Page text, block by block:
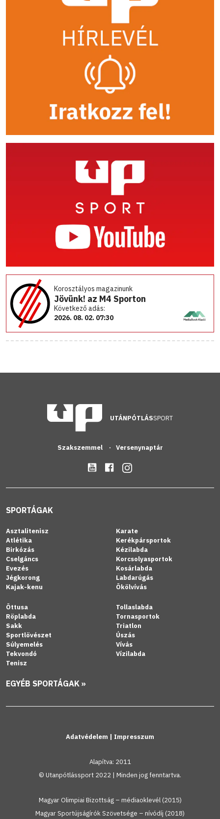
Korosztályos magazinunk
Jövünk! az M4 Sporton
Következő adás:
2026. 08. 02. 07:30
UTÁNPÓTLÁSSPORT
Szakszemmel Versenynaptár
SPORTÁGAK
Asztalitenisz
Atlétika
Birkózás
Cselgáncs
Evezés
Jégkorong
Kajak-kenu
Karate
Kerékpársportok
Kézilabda
Korcsolyasportok
Kosárlabda
Labdarúgás
Ökölvívás
Öttusa
Röplabda
Sakk
Sportlövészet
Súlyemelés
Tekvondó
Tenisz
Tollaslabda
Tornasportok
Triatlon
Úszás
Vívás
Vízilabda
EGYÉB SPORTÁGAK »
Adatvédelem | Impresszum
Alapítva: 2011
© Utanpótlássport 2022 | Minden jog fenntartva.
Magyar Olimpiai Bizottság – médiaoklevél (2015)
Magyar Sportújságírók Szövetsége – nívódíj (2018)